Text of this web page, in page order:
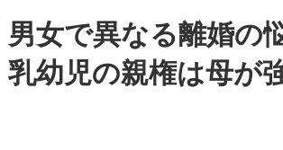
男女で異なる離婚の
乳幼児の親権は母が